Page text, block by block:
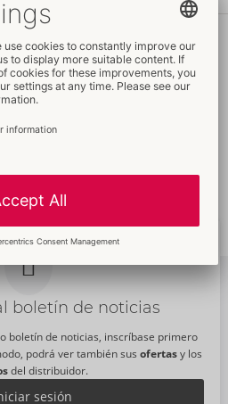
ventajas
Medios publicitarios
gratuitos
Amplia
Nuevastendencias
boletín de noticias
boletín de noticias, inscríbase primero
podrá ver también sus ofertasy los
del distribuidor.
sesión